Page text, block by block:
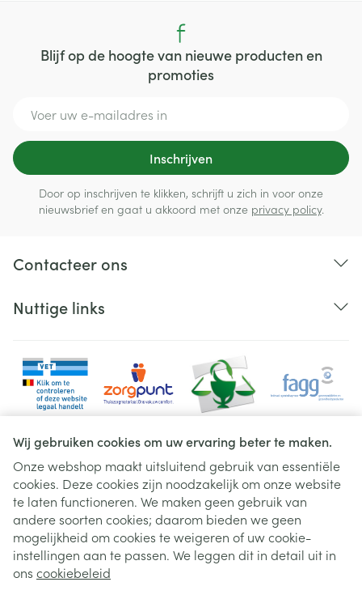
Wij gebruiken cookies om uw ervaring beter te maken.
Onze webshop maakt uitsluitend gebruik van essentiële
cookies. Deze cookies zijn noodzakelijk om onze website
te laten functioneren. We maken geen gebruik van
andere soorten cookies; daarom bieden we geen
mogelijkheid om cookies te weigeren of uw cookie-
instellingen aan te passen. We leggen dit in detail uit in
ons cookiebeleid
Blijf op de hoogte van nieuwe producten en
promoties
Inschrijven
Door op inschrijven te klikken, schrijft u zich in voor onze
nieuwsbrief en gaat u akkoord met onze privacy policy.
Contacteer ons
Nuttige links
Juridische links